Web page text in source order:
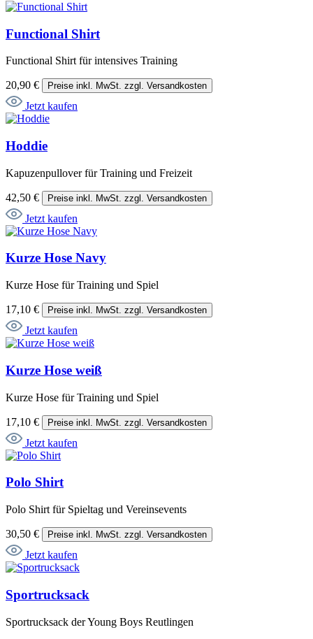
Functional Shirt
Functional Shirt für intensives Training
20,90 € Preise inkl. MwSt. zzgl. Versandkosten
Jetzt kaufen
Hoddie
Kapuzenpullover für Training und Freizeit
42,50 € Preise inkl. MwSt. zzgl. Versandkosten
Jetzt kaufen
Kurze Hose Navy
Kurze Hose für Training und Spiel
17,10 € Preise inkl. MwSt. zzgl. Versandkosten
Jetzt kaufen
Kurze Hose weiß
Kurze Hose für Training und Spiel
17,10 € Preise inkl. MwSt. zzgl. Versandkosten
Jetzt kaufen
Polo Shirt
Polo Shirt für Spieltag und Vereinsevents
30,50 € Preise inkl. MwSt. zzgl. Versandkosten
Jetzt kaufen
Sportrucksack
Sportrucksack der Young Boys Reutlingen